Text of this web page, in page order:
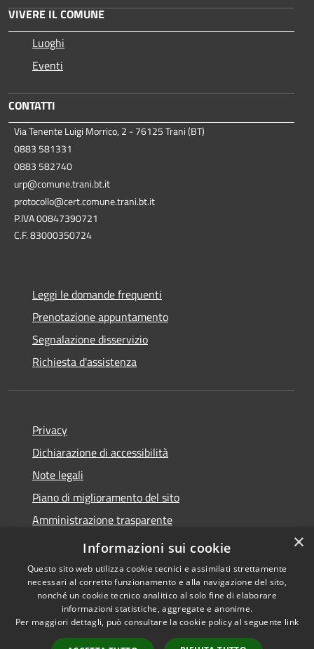
VIVERE IL COMUNE
Luoghi
Eventi
CONTATTI
Via Tenente Luigi Morrico, 2 - 76125 Trani (BT)
0883 581331
0883 582740
urp@comune.trani.bt.it
protocollo@cert.comune.trani.bt.it
P.IVA 00847390721
C.F. 83000350724
Leggi le domande frequenti
Prenotazione appuntamento
Segnalazione disservizio
Richiesta d'assistenza
Privacy
Dichiarazione di accessibilità
Note legali
Piano di miglioramento del sito
Amministrazione trasparente
Albo Pretorio
Accessibilità
Copyright © 2026 • Comune di
Trani • Powered by
×
Informazioni sui cookie
Questo sito web utilizza cookie tecnici e assimilati strettamente
necessari al corretto funzionamento e alla navigazione del sito,
nonché un cookie tecnico analitico al solo fine di elaborare
informazioni statistiche, aggregate e anonime.
Per maggiori dettagli, può consultare la cookie policy al seguente link